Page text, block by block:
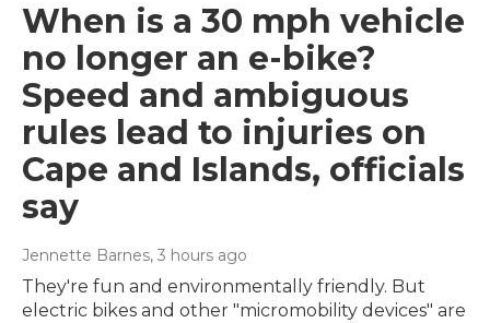
When is a 30 mph vehicle
no longer an e-bike?
Speed and ambiguous
rules lead to injuries on
Cape and Islands, officials
say
Jennette Barnes, 3 hours ago
They're fun and environmentally friendly. But
electric bikes and other "micromobility devices" are